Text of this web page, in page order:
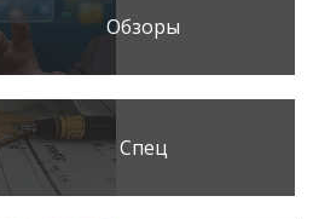
Обзоры
Спец